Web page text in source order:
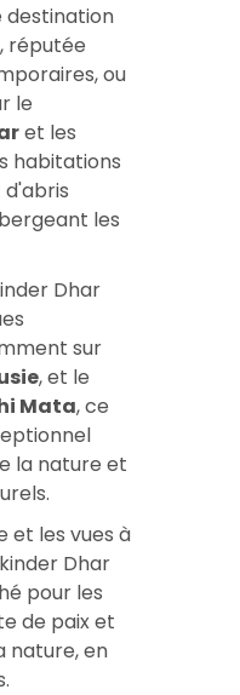
destination
réputée
ou
le
et les
habitations
les
Dhar
sur
, et le
Mata, ce
la nature et
et les vues à
Dhar
pour les
de paix et
nature, en